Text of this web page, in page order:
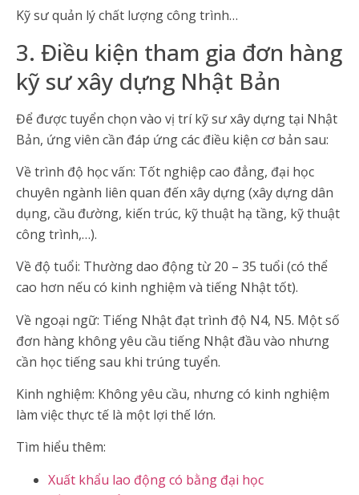
Kỹ sư quản lý chất lượng công trình…
3. Điều kiện tham gia đơn hàng
kỹ sư xây dựng Nhật Bản
Để được tuyển chọn vào vị trí kỹ sư xây dựng tại Nhật
Bản, ứng viên cần đáp ứng các điều kiện cơ bản sau:
Về trình độ học vấn: Tốt nghiệp cao đẳng, đại học
chuyên ngành liên quan đến xây dựng (xây dựng dân
dụng, cầu đường, kiến trúc, kỹ thuật hạ tầng, kỹ thuật
công trình,…).
Về độ tuổi: Thường dao động từ 20 – 35 tuổi (có thể
cao hơn nếu có kinh nghiệm và tiếng Nhật tốt).
Về ngoại ngữ: Tiếng Nhật đạt trình độ N4, N5. Một số
đơn hàng không yêu cầu tiếng Nhật đầu vào nhưng
cần học tiếng sau khi trúng tuyển.
Kinh nghiệm: Không yêu cầu, nhưng có kinh nghiệm
làm việc thực tế là một lợi thế lớn.
Tìm hiểu thêm:
Xuất khẩu lao động có bằng đại học